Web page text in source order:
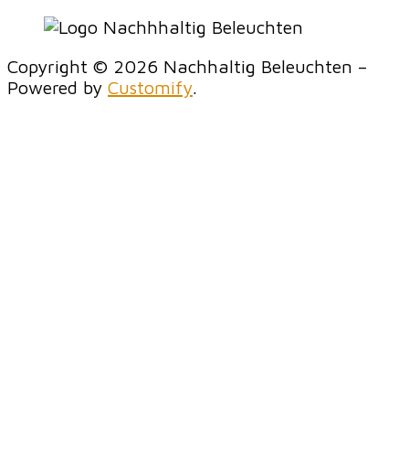
Copyright © 2026 Nachhaltig Beleuchten –
Powered by Customify.